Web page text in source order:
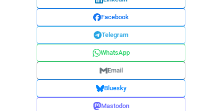
Facebook
Telegram
WhatsApp
Email
Bluesky
Mastodon